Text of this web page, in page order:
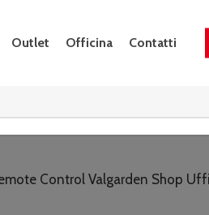
Outlet Officina Contatti
Control Valgarden Shop